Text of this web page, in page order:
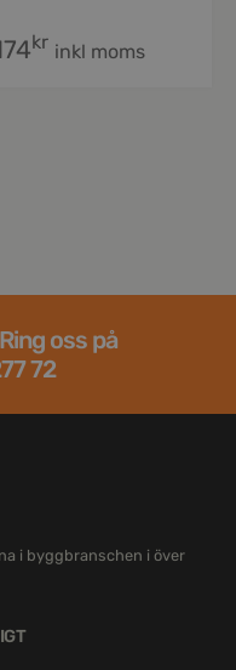
kr inkl moms
oss på
72
i byggbranschen i över